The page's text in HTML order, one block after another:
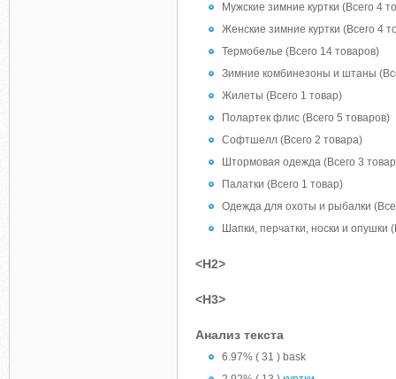
Мужские зимние куртки (Всего 4
Женские зимние куртки (Всего 4
Термобелье (Всего 14 товаров)
Зимние комбинезоны и штаны
Жилеты (Всего 1 товар)
Полартек флис (Всего 5 товаров)
Софтшелл (Всего 2 товара)
Штормовая одежда (Всего 3
Палатки (Всего 1 товар)
Одежда для охоты и рыбалки
Шапки, перчатки, носки и опушки
<H2>
<H3>
Анализ текста
6.97% ( 31 ) bask